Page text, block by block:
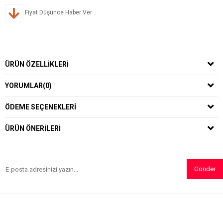
Fiyat Düşünce Haber Ver
ÜRÜN ÖZELLIKLERI
YORUMLAR(0)
ÖDEME SEÇENEKLERI
ÜRÜN ÖNERILERI
Gönder